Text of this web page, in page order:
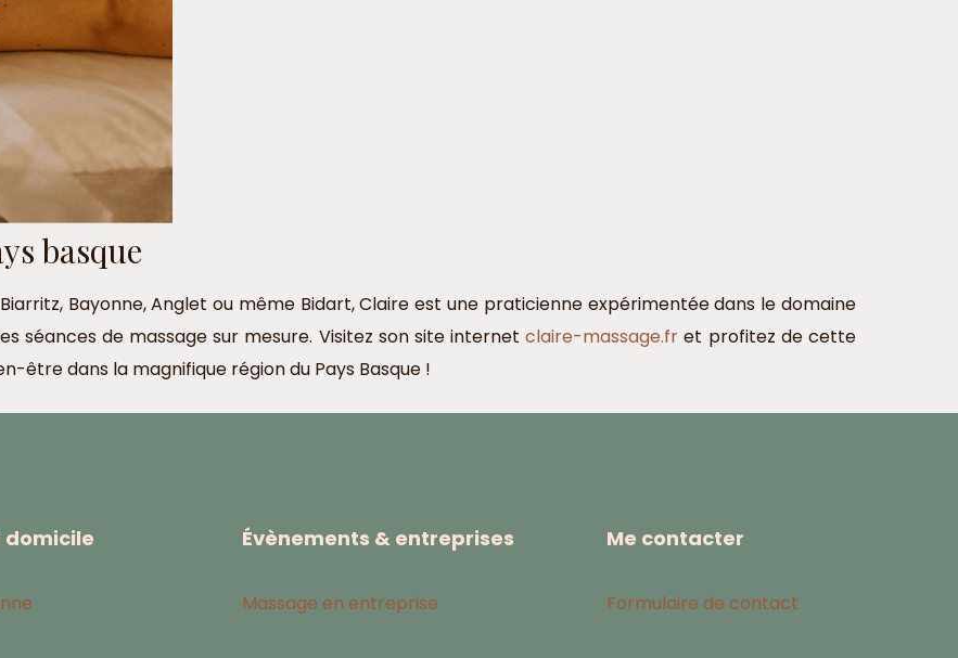
basque
Bayonne, Anglet ou même Bidart, Claire est une praticienne expérimentée dans le domaine
séances de massage sur mesure. Visitez son site internetclaire-massage.fr et profitez de cette
être dans la magnifique région du Pays Basque !
domicile Évènements & entreprises
Massage en entreprise
Me contacter
Formulaire de contact